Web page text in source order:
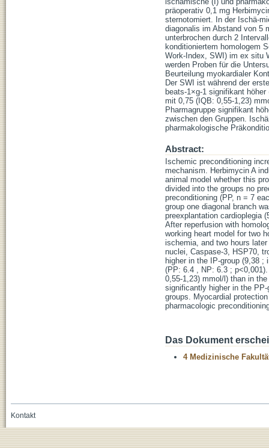
präoperativ 0,1 mg
sternotomiert. In der Ischä-
diagonalis im Abstand von 5
unterbrochen durch 2
konditioniertem homologem
Work-Index, SWI) im ex situ
werden Proben für die
Beurteilung myokardialer
Der SWI ist während der
beats-1×g-1 signifikant
mit 0,75 (IQB: 0,55-1,23)
Pharmagruppe signifikant
zwischen den Gruppen.
pharmakologische
Abstract:
Ischemic preconditioning
mechanism. Herbimycin A
animal model whether this
divided into the groups no
preconditioning (PP, n = 7
group one diagonal branch
preexplantation cardioplegia
After reperfusion with
working heart model for two
ischemia, and two hours
nuclei, Caspase-3, HSP70,
higher in the IP-group (9,38 ;
(PP: 6.4 , NP: 6.3 ;
0,55-1,23) mmol/l) than in
significantly higher in the
groups. Myocardial
pharmacologic
Das Dokument
4 Medizinische
Kontakt